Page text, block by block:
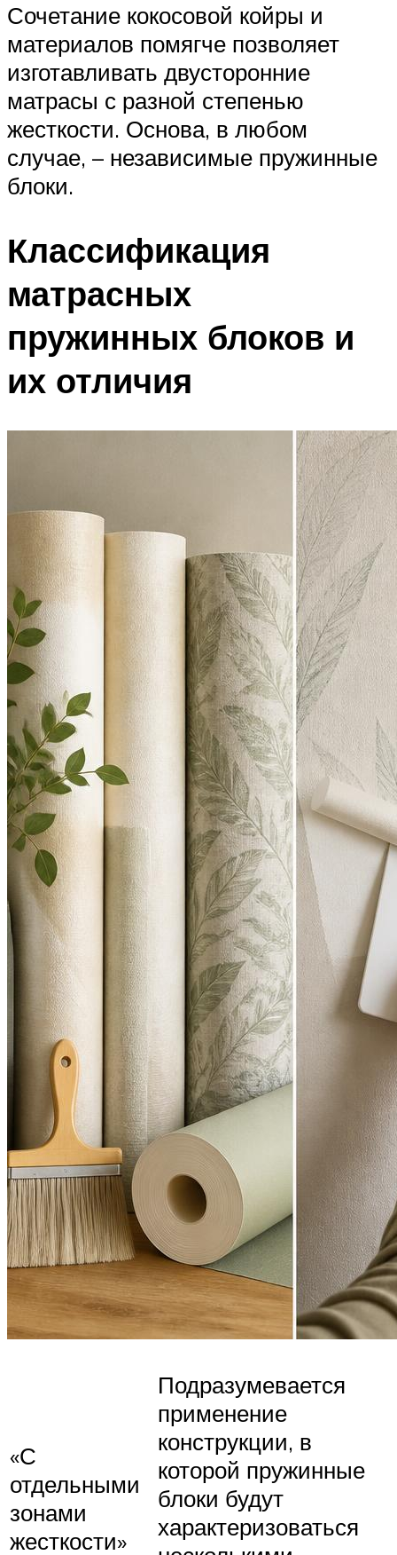
Сочетание кокосовой койры и
материалов помягче позволяет
изготавливать двусторонние
матрасы с разной степенью
жесткости. Основа, в любом
случае, – независимые пружинные
блоки.
Классификация
матрасных
пружинных блоков и
их отличия
«С
отдельными
зонами
жесткости»
Подразумевается
применение
конструкции, в
которой пружинные
блоки будут
характеризоваться